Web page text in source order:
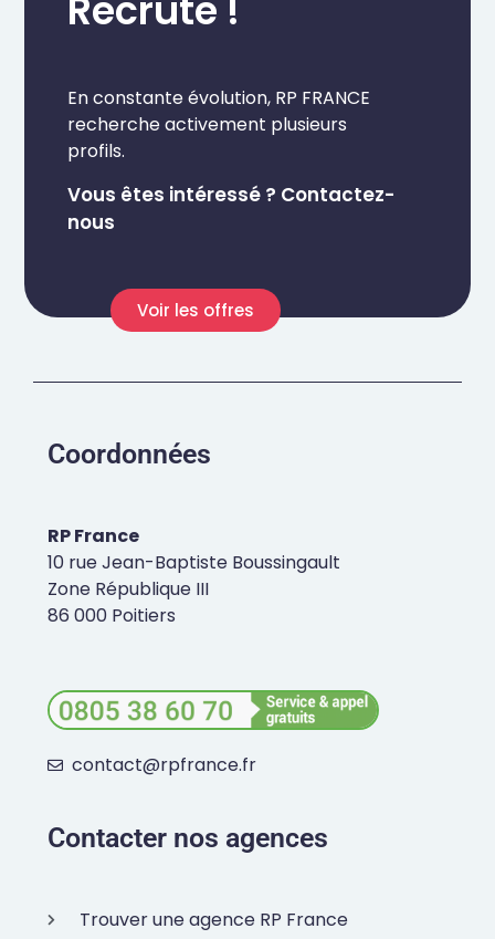
Recrute !
En constante évolution, RP FRANCE
recherche activement plusieurs
profils.
Vous êtes intéressé ? Contactez-
nous
Voir les offres
Coordonnées
RP France
10 rue Jean-Baptiste Boussingault
Zone République III
86 000 Poitiers
contact@rpfrance.fr
Contacter nos agences
Trouver une agence RP France